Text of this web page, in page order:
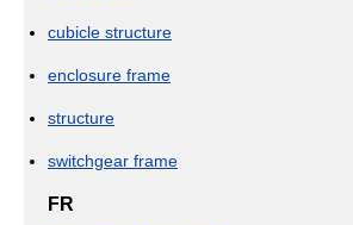
cubicle structure
enclosure frame
structure
switchgear frame
FR